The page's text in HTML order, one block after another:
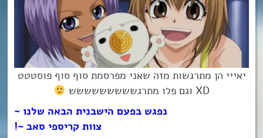
יאייי הן מתרגשות מזה שאני מפרסמת סוף סוף פוסטטט
XD וגם פלו מתרגששששששששש
נפגש בפעם הישבנית הבאה שלנו ~
צוות קריספי סאב ~!